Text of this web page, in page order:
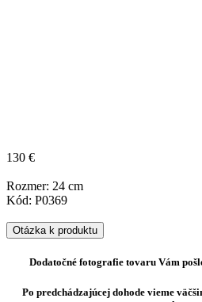
130 €
Rozmer: 24 cm
Kód: P0369
Otázka k produktu
Dodatočné fotografie tovaru Vám
Po predchádzajúcej dohode vieme